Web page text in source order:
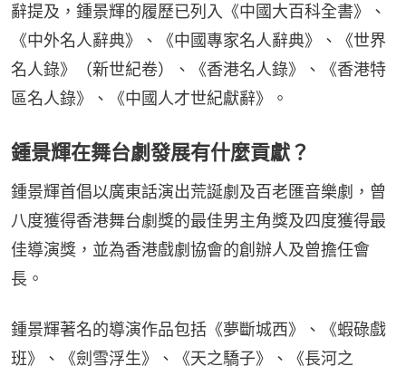
辭提及，鍾景輝的履歷已列入《中國大百科全書》、
《中外名人辭典》、《中國專家名人辭典》、《世界
名人錄》（新世紀卷）、《香港名人錄》、《香港特
區名人錄》、《中國人才世紀獻辭》。
鍾景輝在舞台劇發展有什麼貢獻？
鍾景輝首倡以廣東話演出荒誕劇及百老匯音樂劇，曾
八度獲得香港舞台劇獎的最佳男主角獎及四度獲得最
佳導演獎，並為香港戲劇協會的創辦人及曾擔任會
長。
鍾景輝著名的導演作品包括《夢斷城西》、《蝦碌戲
班》、《劍雪浮生》、《天之驕子》、《長河之